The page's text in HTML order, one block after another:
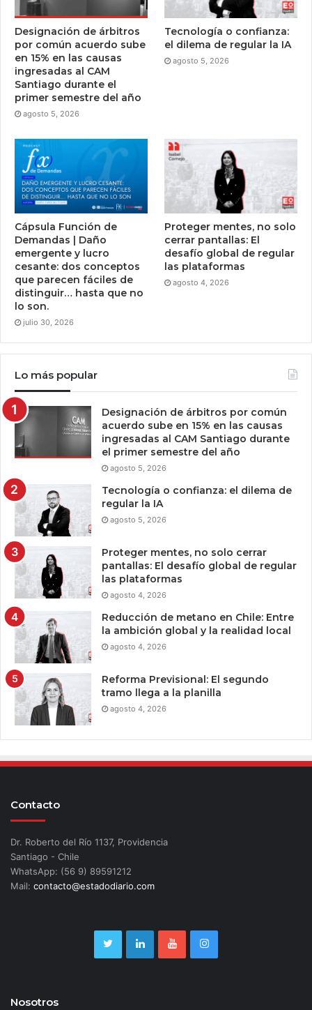
Designación de árbitros
por común acuerdo sube
en 15% en las causas
ingresadas al CAM
Santiago durante el
primer semestre del año
agosto 5, 2026
Tecnología o confianza:
el dilema de regular la IA
agosto 5, 2026
Cápsula Función de
Demandas | Daño
emergente y lucro
cesante: dos conceptos
que parecen fáciles de
distinguir… hasta que no
lo son.
julio 30, 2026
Proteger mentes, no solo
cerrar pantallas: El
desafío global de regular
las plataformas
agosto 4, 2026
Lo más popular
Designación de árbitros por común
acuerdo sube en 15% en las causas
ingresadas al CAM Santiago durante
el primer semestre del año
agosto 5, 2026
Tecnología o confianza: el dilema de
regular la IA
agosto 5, 2026
Proteger mentes, no solo cerrar
pantallas: El desafío global de regular
las plataformas
agosto 4, 2026
Reducción de metano en Chile: Entre
la ambición global y la realidad local
agosto 4, 2026
Reforma Previsional: El segundo
tramo llega a la planilla
agosto 4, 2026
Contacto
Dr. Roberto del Río 1137, Providencia
Santiago - Chile
WhatsApp: (56 9) 89591212
Mail: contacto@estadodiario.com
Nosotros